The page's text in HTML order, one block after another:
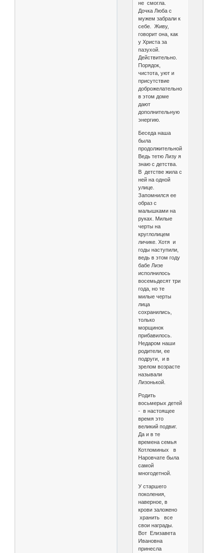
не смогла.
Дочка Люба с
мужем забрали к
себе. Живу,
говорит она, как
у Христа за
пазухой.
Действительно.
Порядок,
чистота, уют и
присутствие
доброжелательности
в этом доме
дают
дополнительную
энергию.
Беседа наша
была
продолжительной.
Ведь тетю Лизу я
знаю с детства.
В детстве жила с
ней на одной
улице.
Запомнился ее
образ с
малышками на
руках. Милые
черты на
круглолицем
личике. Хотя и
годы наступили,
ведь в этом году
бабе Лизе
исполнилось
восемьдесят три
года, но те
милые черты
лица
сохранились,
только
морщинок
прибавилось.
Недаром наши
родители, ее
подруги, и в
зрелом возрасте
называли
Лизонькой.
Родить
восьмерых детей
- в настоящее
время это
великий подвиг.
Да и в те
времена семья
Котломиных в
Наровчате была
самой
многодетной.
У старшего
поколения,
наверное, в
крови заложено
хранить все
свои награды.
Вот Елизавета
Ивановна
принесла